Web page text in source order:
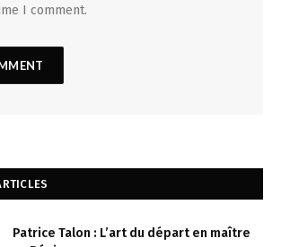
I comment.
Patrice Talon : L’art du départ en maître